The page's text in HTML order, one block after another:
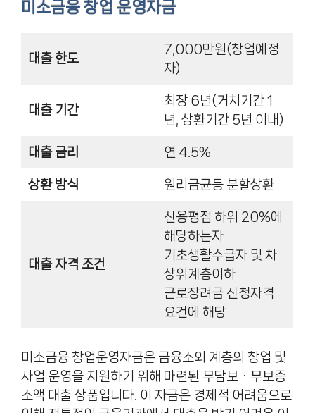
미소금융 창업 운영자금
대출 한도
7,000만원(창업예정
자)
대출 기간
최장 6년(거치기간 1
년, 상환기간 5년 이내)
대출 금리 연 4.5%
상환 방식 원리금균등 분할상환
대출 자격 조건
신용평점 하위 20%에
해당하는자
기초생활수급자 및 차
상위계층이하
근로장려금 신청자격
요건에 해당
미소금융 창업운영자금은 금융소외 계층의 창업 및
사업 운영을 지원하기 위해 마련된 무담보ㆍ무보증
소액 대출 상품입니다. 이 자금은 경제적 어려움으로